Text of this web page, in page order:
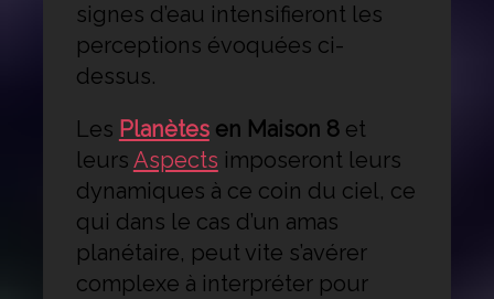
signes d’eau intensifieront les
perceptions évoquées ci-
dessus.
Les Planètesen Maison 8et
leurs Aspects imposeront leurs
dynamiques à ce coin du ciel, ce
qui dans le cas d’un amas
planétaire, peut vite s’avérer
complexe à interpréter pour